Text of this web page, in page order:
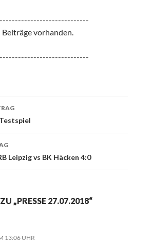
vorhanden.
Leipzig vs BK Häcken 4:0
„PRESSE 27.07.2018“
13:06 UHR